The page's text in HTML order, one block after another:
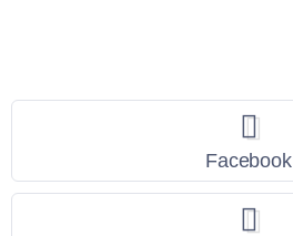
Facebook